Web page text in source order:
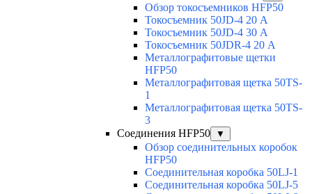
Обзор токосъемников HFP50
Токосъемник 50JD-4 20 А
Токосъемник 50JD-4 30 А
Токосъемник 50JDR-4 20 А
Металлографитовые щетки
HFP50
Металлографитовая щетка 50TS-
1
Металлографитовая щетка 50TS-
3
Соединения HFP50
▼
Обзор соединительных коробок
HFP50
Соединительная коробка 50LJ-1
Соединительная коробка 50LJ-5